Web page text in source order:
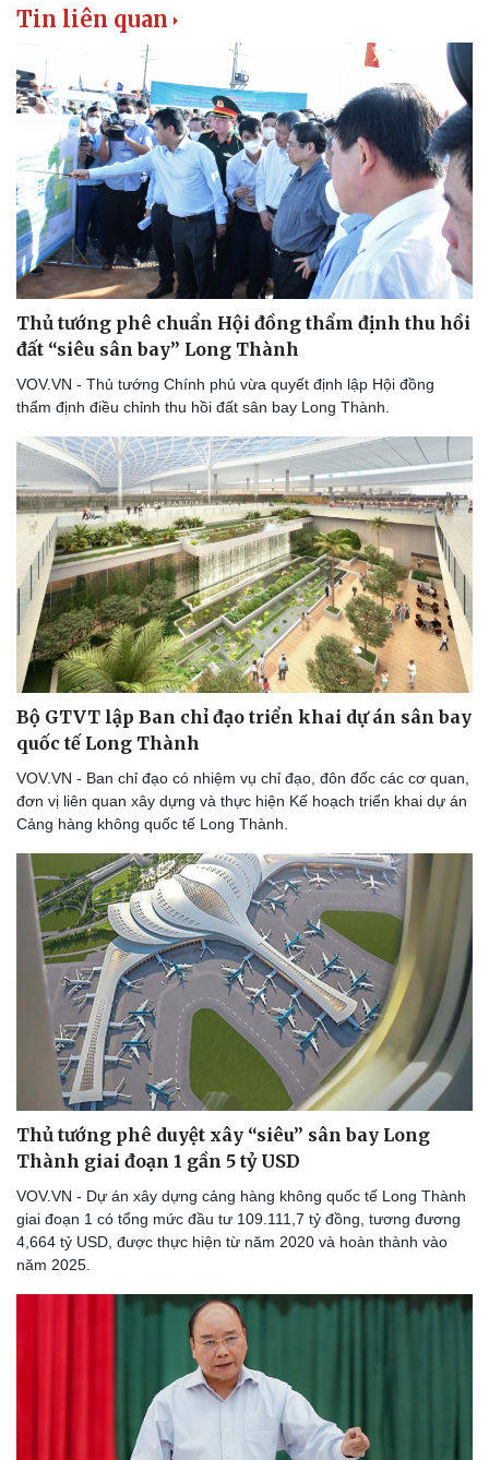
Thể thao
Lịch thi đấu bóng đá
Thế giới thể thao
eSports
Hậu trường
Tin liên quan
Thủ tướng phê chuẩn Hội đồng thẩm định thu hồi
đất “siêu sân bay” Long Thành
VOV.VN - Thủ tướng Chính phủ vừa quyết định lập Hội đồng
thẩm định điều chỉnh thu hồi đất sân bay Long Thành.
Bộ GTVT lập Ban chỉ đạo triển khai dự án sân bay
quốc tế Long Thành
VOV.VN - Ban chỉ đạo có nhiệm vụ chỉ đạo, đôn đốc các cơ quan,
đơn vị liên quan xây dựng và thực hiện Kế hoạch triển khai dự án
Cảng hàng không quốc tế Long Thành.
Thủ tướng phê duyệt xây “siêu” sân bay Long
Thành giai đoạn 1 gần 5 tỷ USD
VOV.VN - Dự án xây dựng cảng hàng không quốc tế Long Thành
giai đoạn 1 có tổng mức đầu tư 109.111,7 tỷ đồng, tương đương
4,664 tỷ USD, được thực hiện từ năm 2020 và hoàn thành vào
năm 2025.